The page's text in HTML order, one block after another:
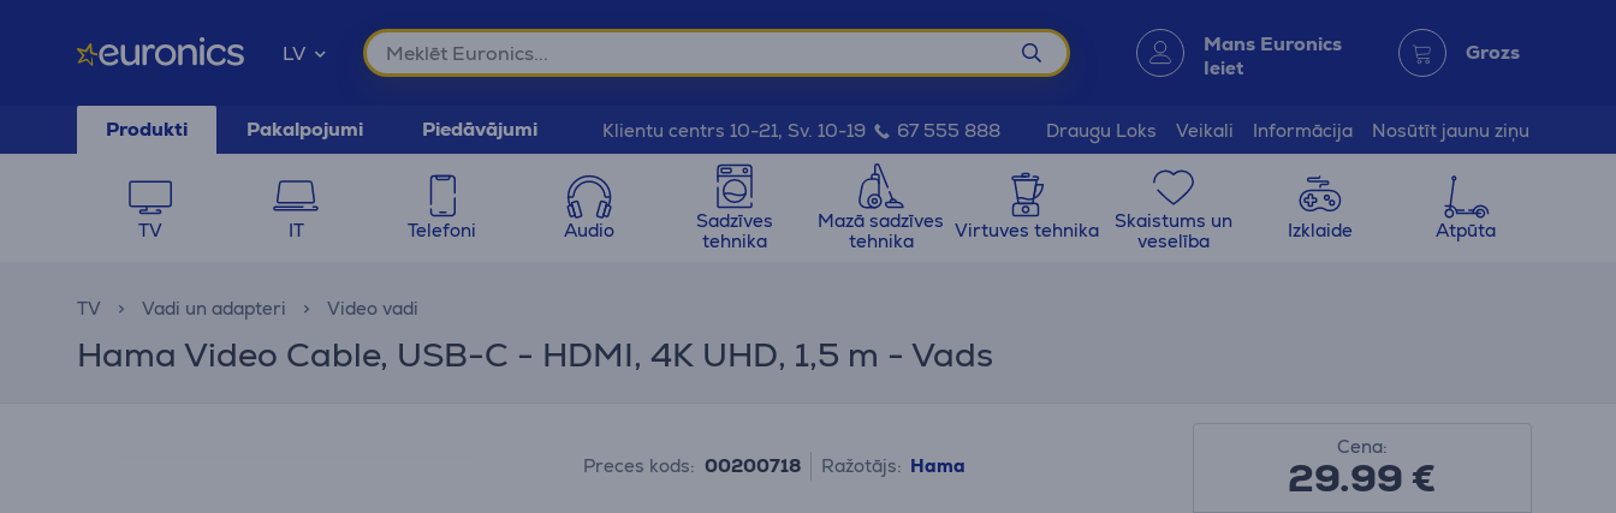
LV Mans Euronics
Ieiet
Grozs
Produkti Pakalpojumi Piedāvājumi Klientu centrs 10-21, Sv. 10-19 67 555 888 Draugu Loks Veikali Informācija Nosūtīt jaunu ziņu
TV IT Telefoni Audio
Sadzīves
tehnika
Mazā sadzīves
tehnika
Virtuves tehnika
Skaistums un
veselība
Izklaide Atpūta
TV Vadi un adapteri Video vadi
Hama Video Cable, USB-C - HDMI, 4K UHD, 1,5 m - Vads
Preces kods: 00200718 Ražotājs: Hama
Cena:
29.99€